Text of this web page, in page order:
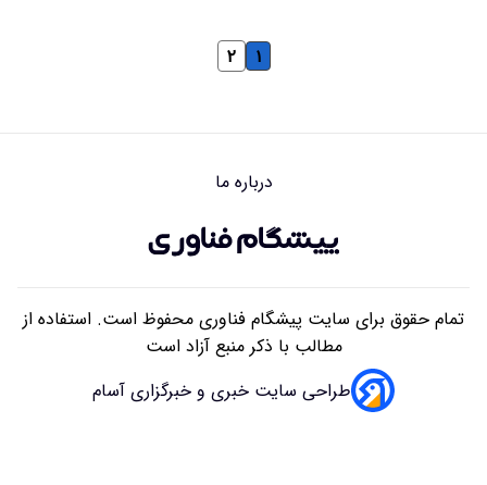
۱ ۲
درباره ما
تمام حقوق برای سایت پیشگام فناوری محفوظ است. استفاده از
مطالب با ذکر منبع آزاد است
طراحی سایت خبری و خبرگزاری آسام